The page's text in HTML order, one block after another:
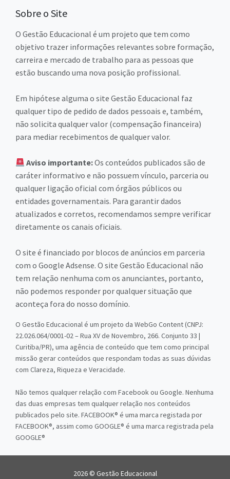
Sobre o Site
O Gestão Educacional é um projeto que tem como
objetivo trazer informações relevantes sobre formação,
carreira e mercado de trabalho para as pessoas que
estão buscando uma nova posição profissional.
Em hipótese alguma o site Gestão Educacional faz
qualquer tipo de pedido de dados pessoais e, também,
não solicita qualquer valor (compensação financeira)
para mediar recebimentos de qualquer valor.
Aviso importante:Os conteúdos publicados são de
caráter informativo e não possuem vínculo, parceria ou
qualquer ligação oficial com órgãos públicos ou
entidades governamentais. Para garantir dados
atualizados e corretos, recomendamos sempre verificar
diretamente os canais oficiais.
O site é financiado por blocos de anúncios em parceria
com o Google Adsense. O site Gestão Educacional não
tem relação nenhuma com os anunciantes, portanto,
não podemos responder por qualquer situação que
aconteça fora do nosso domínio.
O Gestão Educacional é um projeto da WebGo Content (CNPJ:
22.026.064/0001-02 – Rua XV de Novembro, 266. Conjunto 33 |
Curitiba/PR), uma agência de conteúdo que tem como principal
missão gerar conteúdos que respondam todas as suas dúvidas
com Clareza, Riqueza e Veracidade.
Não temos qualquer relação com Facebook ou Google. Nenhuma
das duas empresas tem qualquer relação nos conteúdos
publicados pelo site. FACEBOOK® é uma marca registada por
FACEBOOK®, assim como GOOGLE® é uma marca registrada pela
GOOGLE®
2026 © Gestão Educacional